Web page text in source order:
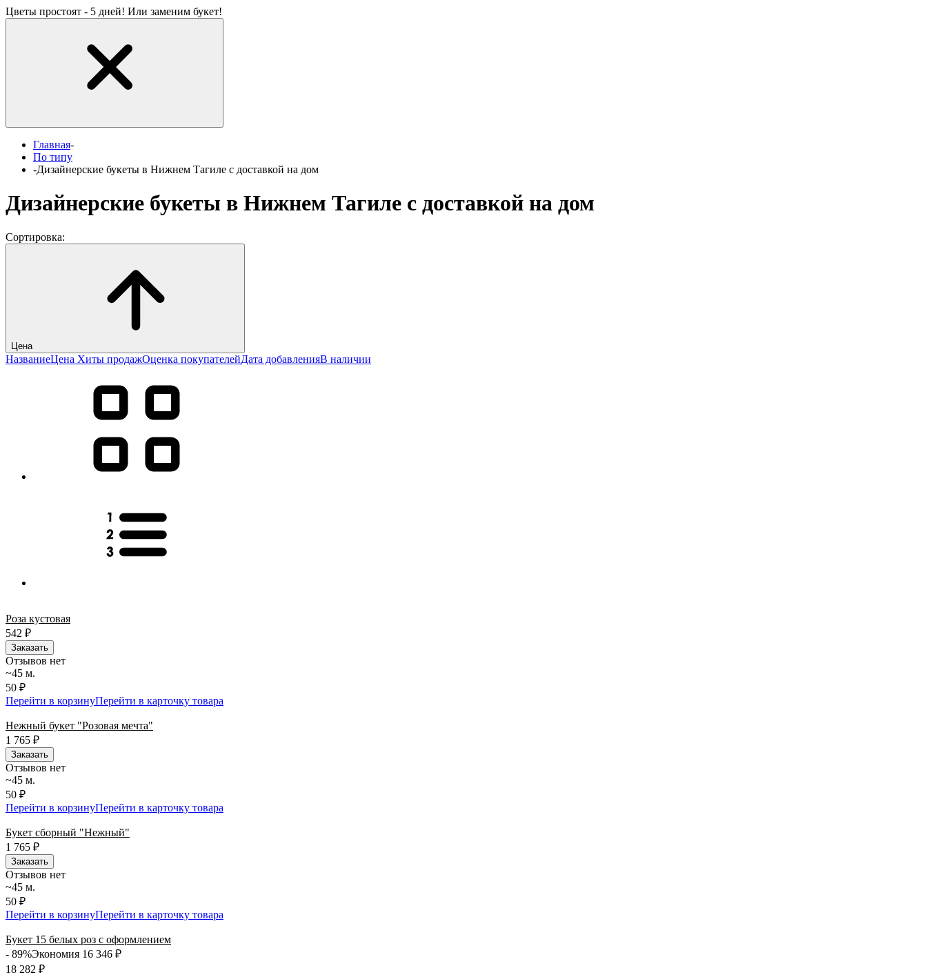
Цветы простоят - 5 дней! Или заменим букет!
Главная-
По типу
-Дизайнерские букеты в Нижнем Тагиле с доставкой на дом
Дизайнерские букеты в Нижнем Тагиле с доставкой на дом
Сортировка:
Цена
НазваниеЦена Хиты продажОценка покупателейДата добавленияВ наличии
Роза кустовая
542 ₽
Заказать
Отзывов нет
~45 м.
50 ₽
Перейти в корзинуПерейти в карточку товара
Нежный букет "Розовая мечта"
1 765 ₽
Заказать
Отзывов нет
~45 м.
50 ₽
Перейти в корзинуПерейти в карточку товара
Букет сборный "Нежный"
1 765 ₽
Заказать
Отзывов нет
~45 м.
50 ₽
Перейти в корзинуПерейти в карточку товара
Букет 15 белых роз с оформлением
- 89%Экономия 16 346 ₽
18 282 ₽